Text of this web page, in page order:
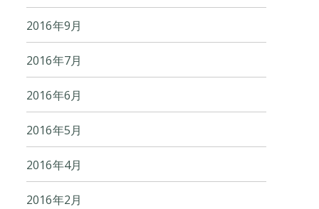
2016年9月
2016年7月
2016年6月
2016年5月
2016年4月
2016年2月